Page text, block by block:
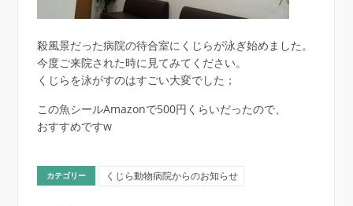
殺風景だった病院の待合室にくじらが泳ぎ始めました。
今度ご来院された時に見てみてください。
くじらを泳がすのはすごい大変でした；
この魚シールAmazonで500円くらいだったので、
おすすめですw
カテゴリー くじら動物病院からのお知らせ